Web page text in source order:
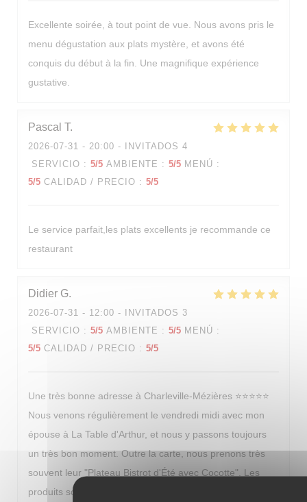
Excellente soirée, à tout point de vue. Nous avons pris le
menu dégustation aux plats mystère, et avons été
conquis du début à la fin. Une magnifique expérience
gustative.
Pascal T
2026-07-31 - 20:00 - INVITADOS 4
SERVICIO : 5/5 AMBIENTE : 5/5 MENÚ :
5/5 CALIDAD / PRECIO : 5/5
Le service parfait,les plats excellents je recommande ce
restaurant
Didier G
2026-07-31 - 12:00 - INVITADOS 3
SERVICIO : 5/5 AMBIENTE : 5/5 MENÚ :
5/5 CALIDAD / PRECIO : 5/5
Une très bonne adresse à Charleville-Mézières ⭐⭐⭐⭐⭐
Nous venons régulièrement le vendredi midi avec mon
épouse à La Table d'Arthur, et nous y passons toujours
un très bon moment. Outre la carte, nous prenons très
souvent leur "Plateau Bistrot d'Été avec Cocotte". Les
produits sont frais, le fait maison se sent tout de suite
La Table d'Arthur